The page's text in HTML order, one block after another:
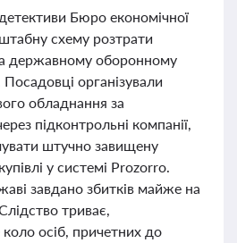
Бюро економічної
схему розтрати
державному оборонному
Посадовці організували
обладнання за
підконтрольні компанії,
штучно завищену
у системі Prozorro.
завдано збитків майже на
триває,
осіб, причетних до